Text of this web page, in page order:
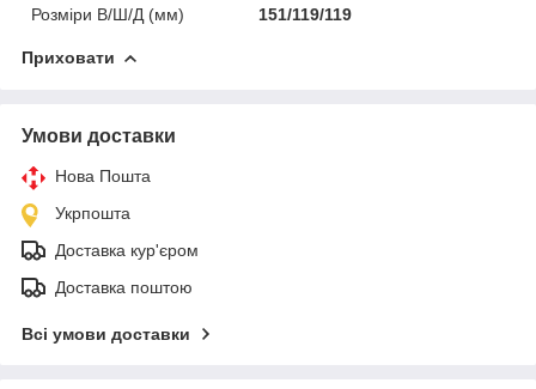
Розміри В/Ш/Д (мм)
151/119/119
Приховати
Умови доставки
Нова Пошта
Укрпошта
Доставка кур'єром
Доставка поштою
Всі умови доставки